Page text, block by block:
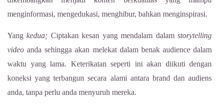
menginformasi, mengedukasi, menghibur, bahkan menginspirasi.
Yangkedua; Ciptakan kesan yang mendalam dalamstorytelling
videoanda sehingga akan melekat dalam benak audience dalam
waktu yang lama. Keterikatan seperti ini akan diikuti dengan
koneksi yang terbangun secara alami antara brand dan audiens
anda, tanpa perlu anda menyuruh mereka.